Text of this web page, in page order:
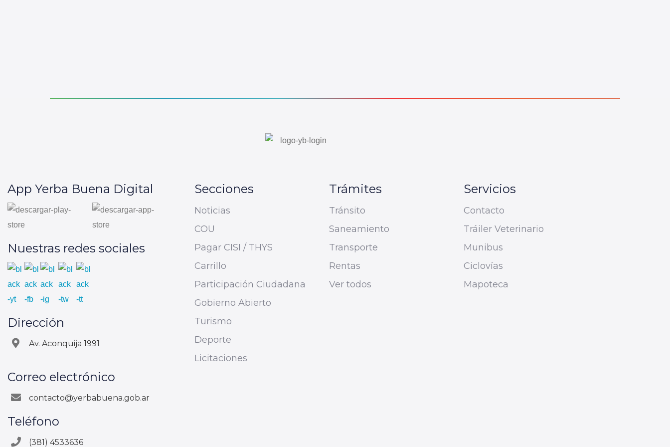
App Yerba Buena Digital
Nuestras redes sociales
Dirección
Av. Aconquija 1991
Correo electrónico
contacto@yerbabuena.gob.ar
Teléfono
(381) 4533636
Secciones
Noticias
COU
Pagar CISI / THYS
Carrillo
Participación Ciudadana
Gobierno Abierto
Turismo
Deporte
Licitaciones
Trámites
Tránsito
Saneamiento
Transporte
Rentas
Ver todos
Servicios
Contacto
Tráiler Veterinario
Munibus
Ciclovías
Mapoteca